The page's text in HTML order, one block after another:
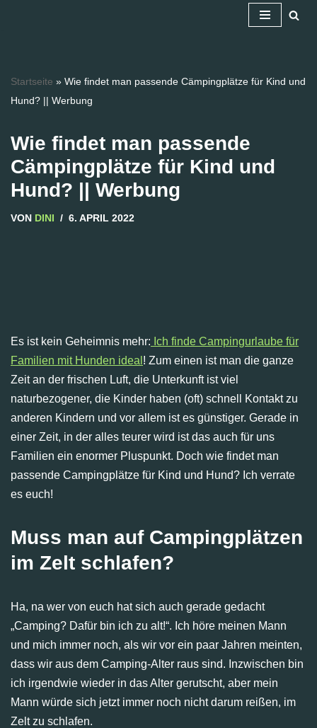
springen
Startseite » Wie findet man passende Cämpingplätze für Kind und
Hund? || Werbung
Wie findet man passende
Cämpingplätze für Kind und
Hund? || Werbung
VON DINI 6. APRIL 2022
Es ist kein Geheimnis mehr: Ich finde Campingurlaube für
Familien mit Hunden ideal ! Zum einen ist man die ganze
Zeit an der frischen Luft, die Unterkunft ist viel
naturbezogener, die Kinder haben (oft) schnell Kontakt zu
anderen Kindern und vor allem ist es günstiger. Gerade in
einer Zeit, in der alles teurer wird ist das auch für uns
Familien ein enormer Pluspunkt. Doch wie findet man
passende Campingplätze für Kind und Hund? Ich verrate
es euch!
Muss man auf Campingplätzen
im Zelt schlafen?
Ha, na wer von euch hat sich auch gerade gedacht
„Camping? Dafür bin ich zu alt!“. Ich höre meinen Mann
und mich immer noch, als wir vor ein paar Jahren meinten,
dass wir aus dem Camping-Alter raus sind. Inzwischen bin
ich irgendwie wieder in das Alter gerutscht, aber mein
Mann würde sich jetzt immer noch nicht darum reißen, im
Zelt zu schlafen.